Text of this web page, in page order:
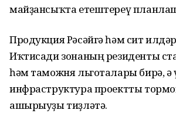
майҙансыҡта етештереү
Продукция Рәсәйгә һәм сит
Иҡтисади зонаның резиденты
һәм таможня льготалары бирә, ә
инфраструктура проектты
ашырыуҙы тиҙләтә.